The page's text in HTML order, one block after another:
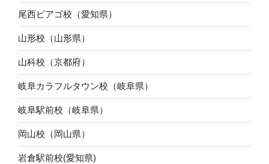
尾西ピアゴ校（愛知県）
山形校（山形県）
山科校（京都府）
岐阜カラフルタウン校（岐阜県）
岐阜駅前校（岐阜県）
岡山校（岡山県）
岩倉駅前校(愛知県)